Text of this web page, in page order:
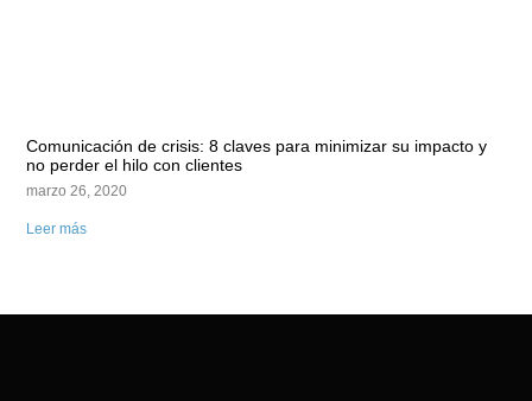
Comunicación de crisis: 8 claves para minimizar su impacto y
no perder el hilo con clientes
marzo 26, 2020
Leer más